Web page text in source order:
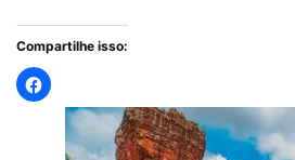
Compartilhe isso: